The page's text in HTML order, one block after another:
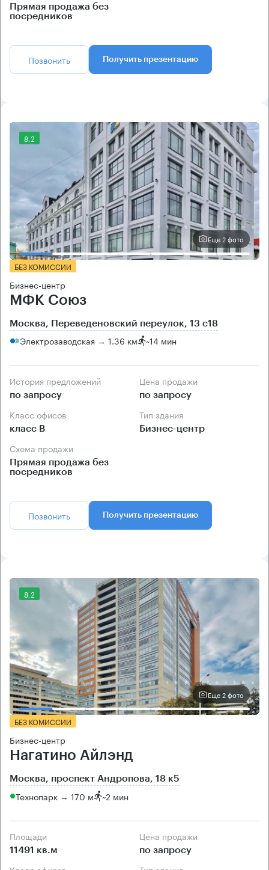
Прямая продажа без
посредников
Позвонить Получить презентацию
8.2
Еще 2 фото
БЕЗ КОМИССИИ
Бизнес-центр
МФК Союз
Москва, Переведеновский переулок, 13 с18
Электрозаводская → 1.36 км ~14 мин
История предложений
по запросу
Цена продажи
по запросу
Класс офисов
класс B
Тип здания
Бизнес-центр
Схема продажи
Прямая продажа без
посредников
Позвонить Получить презентацию
8.2
Еще 2 фото
БЕЗ КОМИССИИ
Бизнес-центр
Нагатино Айлэнд
Москва, проспект Андропова, 18 к5
Технопарк → 170 м ~2 мин
Площади
11491 кв.м
Цена продажи
по запросу